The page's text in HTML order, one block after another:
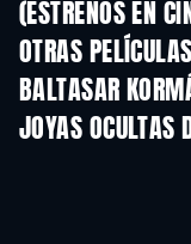
(ESTRENOS EN
OTRAS
BALTASAR
JOYAS OCULTAS